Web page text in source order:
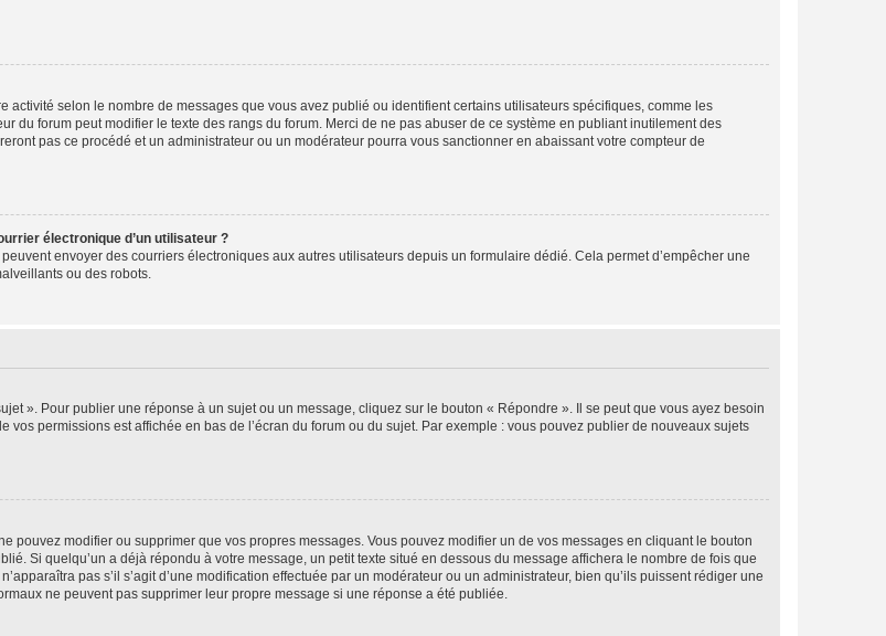
activité selon le nombre de messages que vous avez publié ou identifient certains utilisateurs spécifiques, comme les
du forum peut modifier le texte des rangs du forum. Merci de ne pas abuser de ce système en publiant inutilement des
pas ce procédé et un administrateur ou un modérateur pourra vous sanctionner en abaissant votre compteur de
électronique d’un utilisateur ?
envoyer des courriers électroniques aux autres utilisateurs depuis un formulaire dédié. Cela permet d’empêcher une
ou des robots.
». Pour publier une réponse à un sujet ou un message, cliquez sur le bouton « Répondre ». Il se peut que vous ayez besoin
permissions est affichée en bas de l’écran du forum ou du sujet. Par exemple : vous pouvez publier de nouveaux sujets
pouvez modifier ou supprimer que vos propres messages. Vous pouvez modifier un de vos messages en cliquant le bouton
Si quelqu’un a déjà répondu à votre message, un petit texte situé en dessous du message affichera le nombre de fois que
pas s’il s’agit d’une modification effectuée par un modérateur ou un administrateur, bien qu’ils puissent rédiger une
ne peuvent pas supprimer leur propre message si une réponse a été publiée.